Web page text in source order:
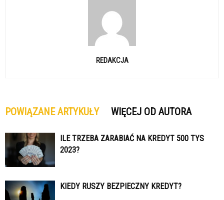
REDAKCJA
POWIĄZANE ARTYKUŁY WIĘCEJ OD AUTORA
ILE TRZEBA ZARABIAĆ NA KREDYT 500 TYS
2023?
KIEDY RUSZY BEZPIECZNY KREDYT?